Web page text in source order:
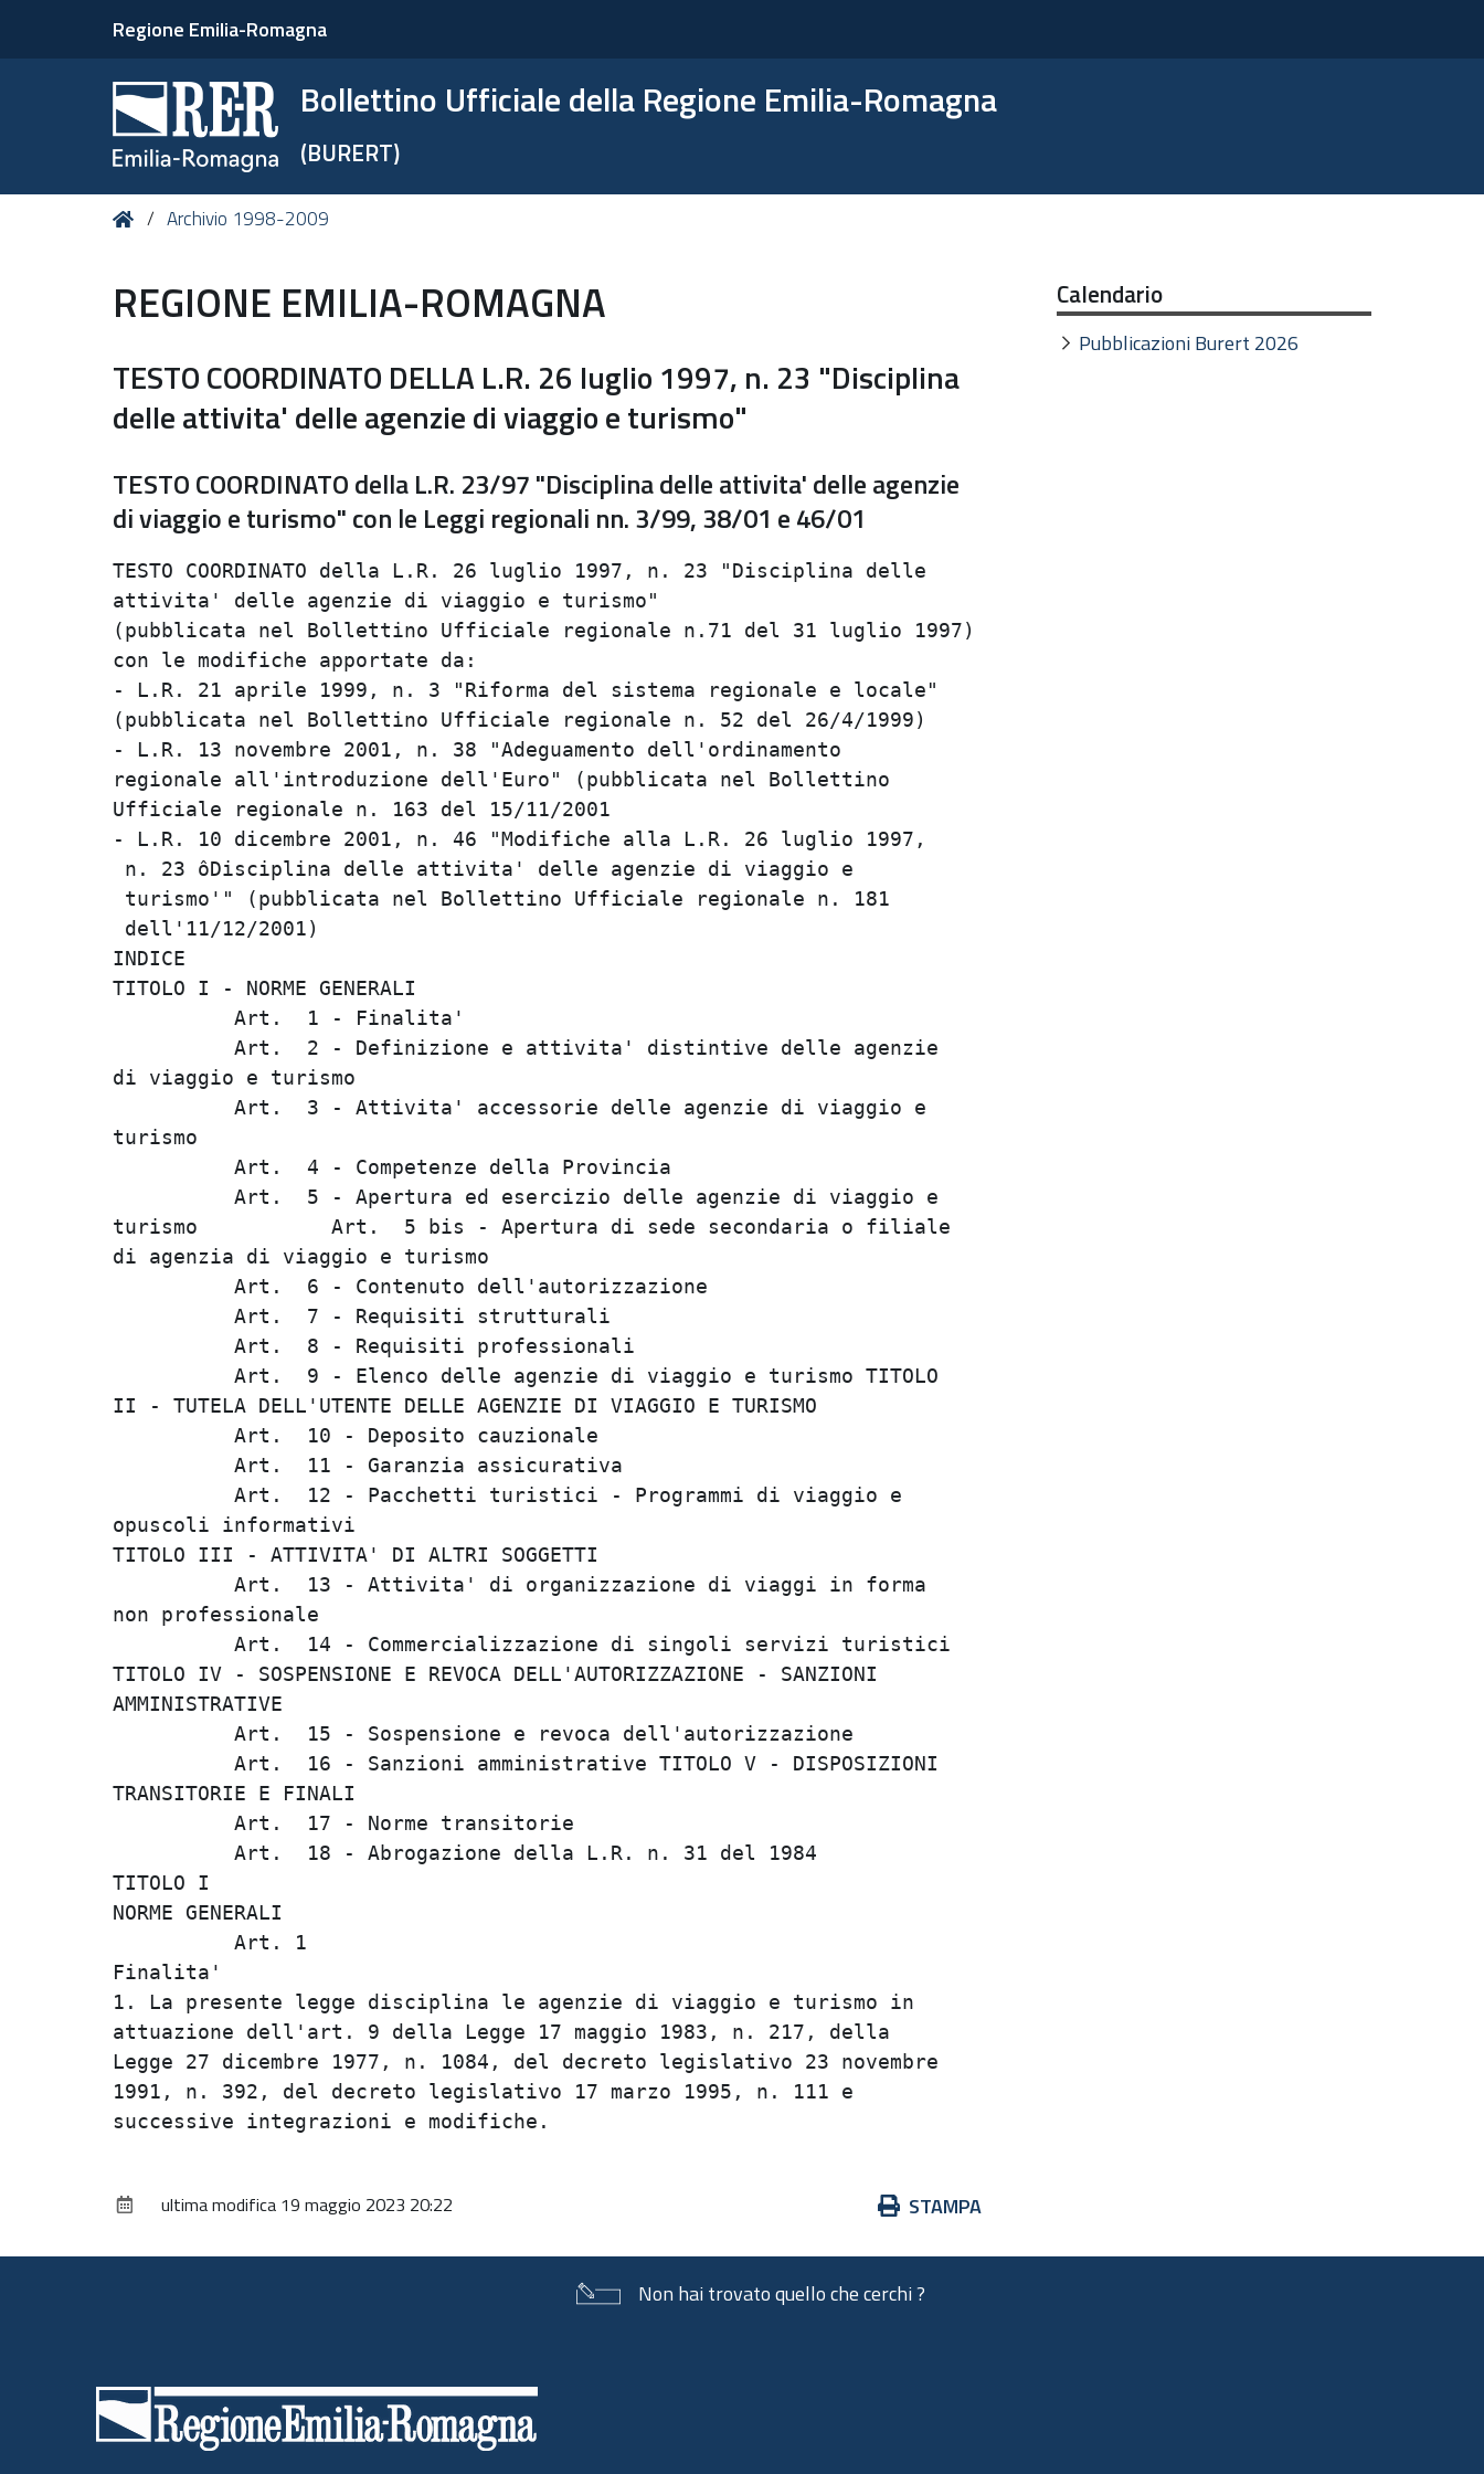
Regione Emilia-Romagna
Bollettino Ufficiale della Regione Emilia-Romagna
(BURERT)
Tu HomeArchivio 1998-2009
REGIONE EMILIA-ROMAGNA
TESTO COORDINATO DELLA L.R. 26 luglio 1997, n. 23 "Disciplina
delle attivita' delle agenzie di viaggio e turismo"
TESTO COORDINATO della L.R. 23/97 "Disciplina delle attivita' delle agenzie
di viaggio e turismo" con le Leggi regionali nn. 3/99, 38/01 e 46/01
TESTO COORDINATO della L.R. 26 luglio 1997, n. 23 "Disciplina delle
attivita' delle agenzie di viaggio e turismo"
(pubblicata nel Bollettino Ufficiale regionale n.71 del 31 luglio 1997)
con le modifiche apportate da:
- L.R. 21 aprile 1999, n. 3 "Riforma del sistema regionale e locale"
(pubblicata nel Bollettino Ufficiale regionale n. 52 del 26/4/1999)
- L.R. 13 novembre 2001, n. 38 "Adeguamento dell'ordinamento
regionale all'introduzione dell'Euro" (pubblicata nel Bollettino
Ufficiale regionale n. 163 del 15/11/2001
- L.R. 10 dicembre 2001, n. 46 "Modifiche alla L.R. 26 luglio 1997,
n. 23 ôDisciplina delle attivita' delle agenzie di viaggio e
turismo'" (pubblicata nel Bollettino Ufficiale regionale n. 181
dell'11/12/2001)
INDICE
TITOLO I - NORME GENERALI
          Art.  1 - Finalita'
          Art.  2 - Definizione e attivita' distintive delle agenzie
di viaggio e turismo
          Art.  3 - Attivita' accessorie delle agenzie di viaggio e
turismo
          Art.  4 - Competenze della Provincia
          Art.  5 - Apertura ed esercizio delle agenzie di viaggio e
turismo           Art.  5 bis - Apertura di sede secondaria o filiale
di agenzia di viaggio e turismo
          Art.  6 - Contenuto dell'autorizzazione
          Art.  7 - Requisiti strutturali
          Art.  8 - Requisiti professionali
          Art.  9 - Elenco delle agenzie di viaggio e turismo TITOLO
II - TUTELA DELL'UTENTE DELLE AGENZIE DI VIAGGIO E TURISMO
          Art.  10 - Deposito cauzionale
          Art.  11 - Garanzia assicurativa
          Art.  12 - Pacchetti turistici - Programmi di viaggio e
opuscoli informativi
TITOLO III - ATTIVITA' DI ALTRI SOGGETTI
          Art.  13 - Attivita' di organizzazione di viaggi in forma
non professionale
          Art.  14 - Commercializzazione di singoli servizi turistici
TITOLO IV - SOSPENSIONE E REVOCA DELL'AUTORIZZAZIONE - SANZIONI
AMMINISTRATIVE
          Art.  15 - Sospensione e revoca dell'autorizzazione
          Art.  16 - Sanzioni amministrative TITOLO V - DISPOSIZIONI
TRANSITORIE E FINALI
          Art.  17 - Norme transitorie
          Art.  18 - Abrogazione della L.R. n. 31 del 1984
TITOLO I
NORME GENERALI
          Art. 1
Finalita'
1. La presente legge disciplina le agenzie di viaggio e turismo in
attuazione dell'art. 9 della Legge 17 maggio 1983, n. 217, della
Legge 27 dicembre 1977, n. 1084, del decreto legislativo 23 novembre
1991, n. 392, del decreto legislativo 17 marzo 1995, n. 111 e
Azioni
documento
STAMPA
ultima modifica 19 maggio 2023 20:22
Calendario
Pubblicazioni Burert 2026
Non hai trovato quello che cerchi ?